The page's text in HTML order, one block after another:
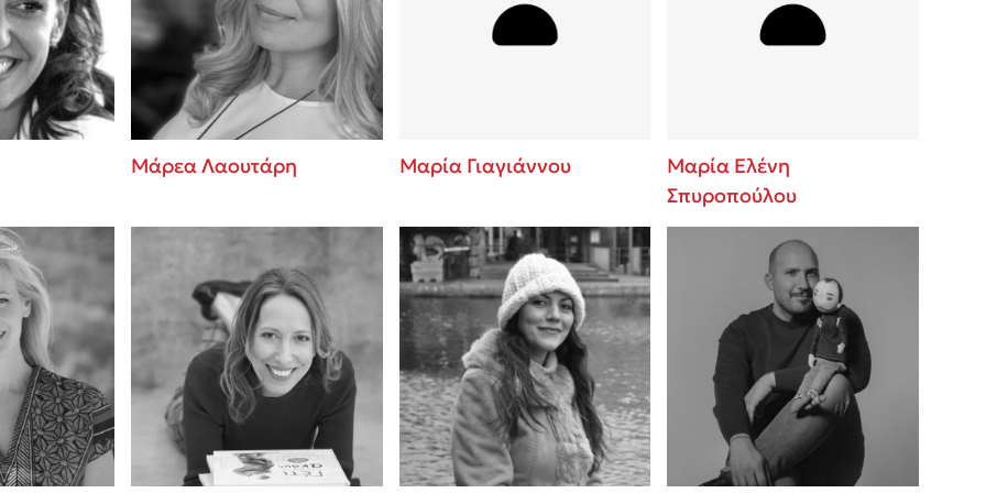
Baccalario
Εύκολη συνταγή για chicken BBQ pizza
από τον Άκη Πετρετζίκη!
3 βιβλία που μπορείς να διαβάσεις σε
μια μέρα!
Διακοπές με τα παιδιά: Η ανάγκη μας για
παύση σε μετωπική σύγκρουση με τη
τεστ και ανακάλυψε την τάση σου!
Μάρεα Λαουτάρη Μαρία Γιαγιάννου
Μαρία Ελένη
Σπυροπούλου